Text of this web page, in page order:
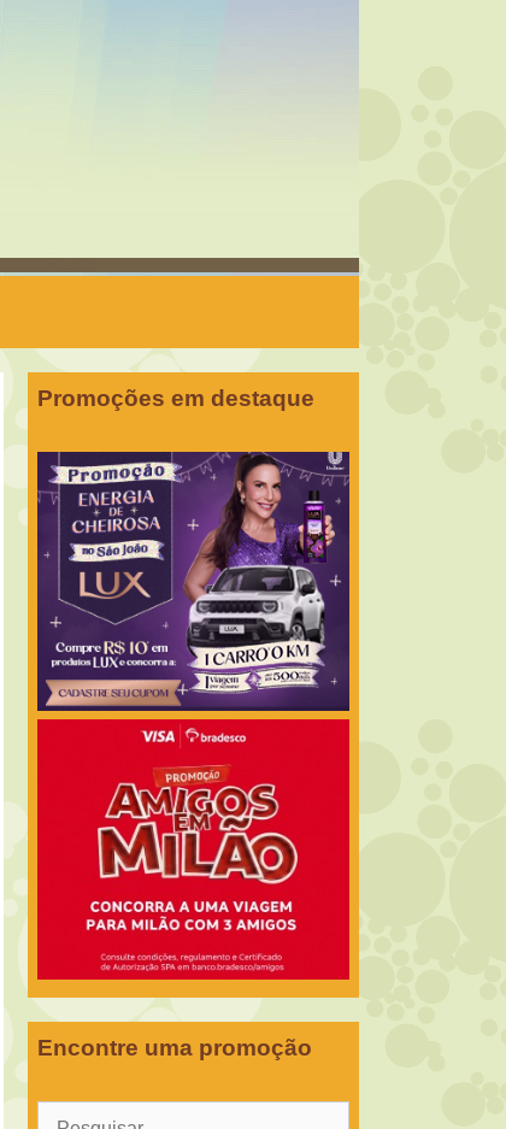
Promoções em destaque
Encontre uma promoção
Pesquisar